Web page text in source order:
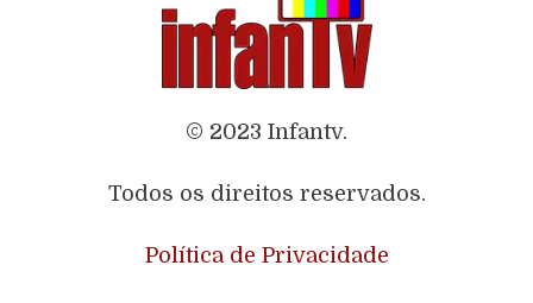
© 2023 Infantv.
Todos os direitos reservados.
Política de Privacidade